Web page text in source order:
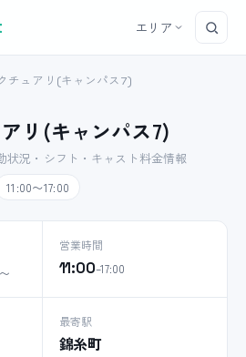
エリア
チュアリ(キャンパス7)
リ(キャンパス7)
状況・シフト・キャスト料金情報
11:00〜17:00
〜
営業時間
11:00–17:00
最寄駅
錦糸町